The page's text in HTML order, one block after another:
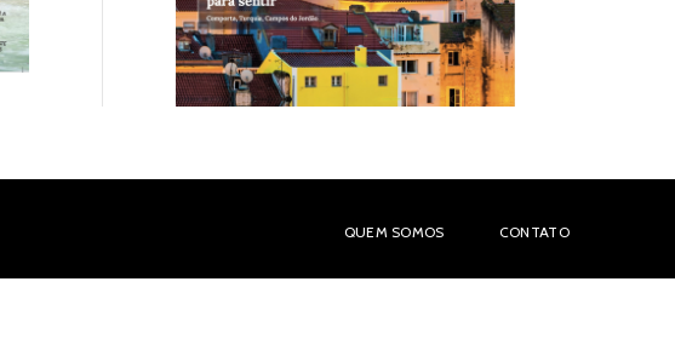
QUEM SOMOS CONTATO